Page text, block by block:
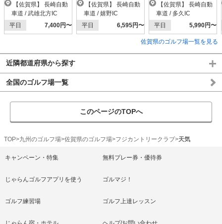
車道 / 武雄北方IC
平日
7,400円〜
車道 / 嬉野IC
平日
6,595円〜
車道 / 多久IC
平日
5,990円〜
佐賀県のゴルフ場一覧を見る
近隣都道府県から探す
全国のゴルフ場一覧
このページのTOPへ
TOP 九州のゴルフ場 佐賀県のゴルフ場 フジカントリークラブ 天気
キャンペーン・特集 無料プレー券・優待券
じゃらんゴルフアプリを使う ゴルマジ！
ゴルフ練習場 ゴルフ上達レッスン